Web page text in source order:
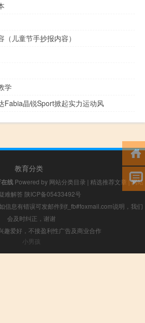
儿童节手抄报内容）
学
Fabia晶锐Sport掀起实力运动风
教育分类
线 Powered by 网站分类目录 | 精选推荐文章 |网站
难解答 陕ICP备05433492号
信息有错误可发邮件到f_fb#foxmail.com说明，我们
会及时纠正，谢谢
趣爱好，不接盈利性广告及商业合作
小男孩